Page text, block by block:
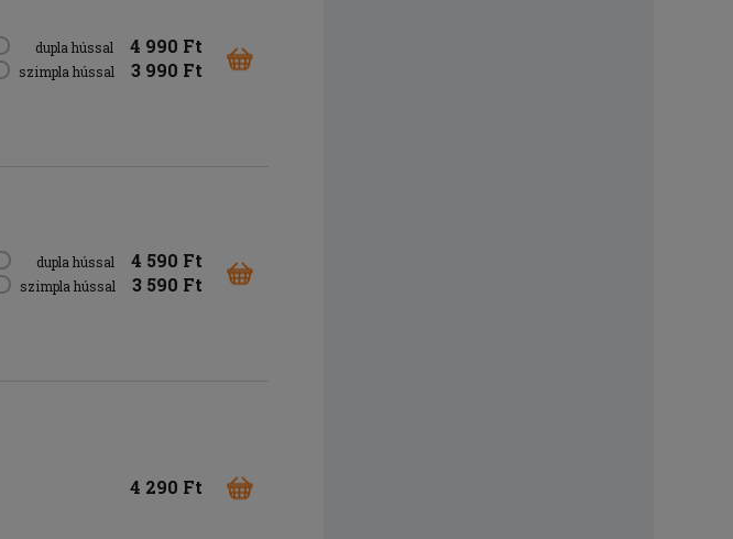
dupla hússal 4 990 Ft
szimpla hússal 3 990 Ft
dupla hússal 4 590 Ft
szimpla hússal 3 590 Ft
4 290 Ft